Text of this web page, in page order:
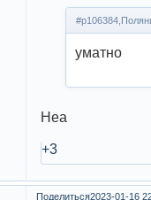
уматно
Неа
+3
Поделиться2023-01-16